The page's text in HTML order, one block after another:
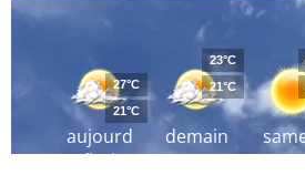
aujourd
´hui
27°C
21°C
demain
23°C
21°C